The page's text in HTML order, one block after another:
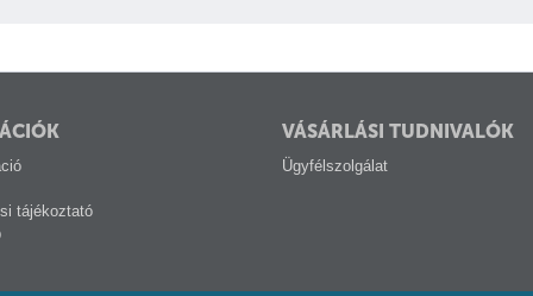
tájékoztató
VÁSÁRLÁSI TUDNIVALÓK
Ügyfélszolgálat